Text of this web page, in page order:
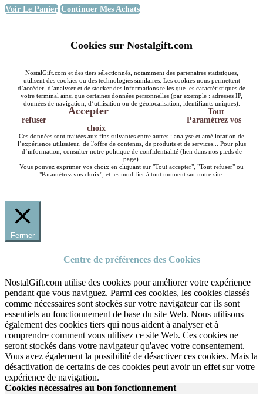
Voir Le Panier Continuer Mes Achats
Cookies sur Nostalgift.com
NostalGift.com et des tiers sélectionnés, notamment des partenaires statistiques,
utilisent des cookies ou des technologies similaires. Les cookies nous permettent
d’accéder, d’analyser et de stocker des informations telles que les caractéristiques de
votre terminal ainsi que certaines données personnelles (par exemple : adresses IP,
données de navigation, d’utilisation ou de géolocalisation, identifiants uniques).
Accepter
Tout
refuser
Paramétrez vos
choix
Ces données sont traitées aux fins suivantes entre autres : analyse et amélioration de
l’expérience utilisateur, de l'offre de contenus, de produits et de services... Pour plus
d’information, consulter notre politique de confidentialité (lien dans nos pieds de
page).
Vous pouvez exprimer vos choix en cliquant sur "Tout accepter", "Tout refuser" ou
"Paramétrez vos choix", et les modifier à tout moment sur notre site.
Fermer
Centre de préférences des Cookies
NostalGift.com utilise des cookies pour améliorer votre expérience
pendant que vous naviguez. Parmi ces cookies, les cookies classés
comme nécessaires sont stockés sur votre navigateur car ils sont
essentiels au fonctionnement de base du site Web. Nous utilisons
également des cookies tiers qui nous aident à analyser et à
comprendre comment vous utilisez ce site Web. Ces cookies ne
seront stockés dans votre navigateur qu'avec votre consentement.
Vous avez également la possibilité de désactiver ces cookies. Mais la
désactivation de certains de ces cookies peut avoir un effet sur votre
expérience de navigation.
Cookies nécessaires au bon fonctionnement